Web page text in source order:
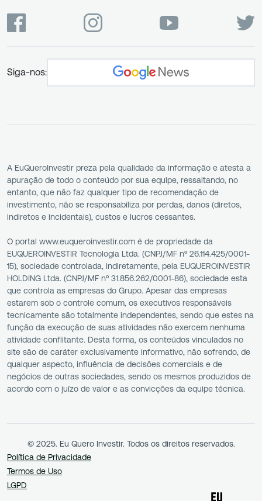
Siga-nos:
A EuQueroInvestir preza pela qualidade da informação e atesta a
apuração de todo o conteúdo por sua equipe, ressaltando, no
entanto, que não faz qualquer tipo de recomendação de
investimento, não se responsabiliza por perdas, danos (diretos,
indiretos e incidentais), custos e lucros cessantes.
O portal www.euqueroinvestir.com é de propriedade da
EUQUEROINVESTIR Tecnologia Ltda. (CNPJ/MF nº 26.114.425/0001-
15), sociedade controlada, indiretamente, pela EUQUEROINVESTIR
HOLDING Ltda. (CNPJ/MF nº 31.856.262/0001-86), sociedade esta
que controla as empresas do Grupo. Apesar das empresas
estarem sob o controle comum, os executivos responsáveis
tecnicamente são totalmente independentes, sendo que estes na
função da execução de suas atividades não exercem nenhuma
atividade conflitante. Desta forma, os conteúdos vinculados no
site são de caráter exclusivamente informativo, não sofrendo, de
qualquer aspecto, influência de decisões comerciais e de
negócios de outras sociedades, sendo os mesmos produzidos de
acordo com o juízo de valor e as convicções da equipe técnica.
© 2025. Eu Quero Investir. Todos os direitos reservados.
Política de Privacidade
Termos de Uso
LGPD